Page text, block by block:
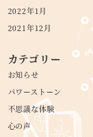
2022年1月
2021年12月
カテゴリー
お知らせ
パワーストーン
不思議な体験
心の声